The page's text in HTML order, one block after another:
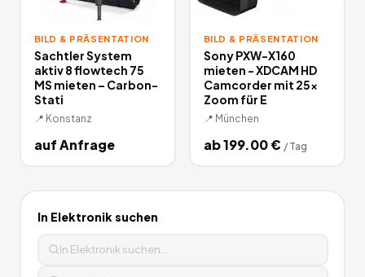
BILD & PRÄSENTATION
Sachtler System
aktiv 8 flowtech 75
MS mieten – Carbon-
Stati
📍 Konstanz
auf Anfrage
BILD & PRÄSENTATION
Sony PXW-X160
mieten - XDCAM HD
Camcorder mit 25x
Zoom für E
📍 München
ab199.00€ / Tag
In Elektronik suchen